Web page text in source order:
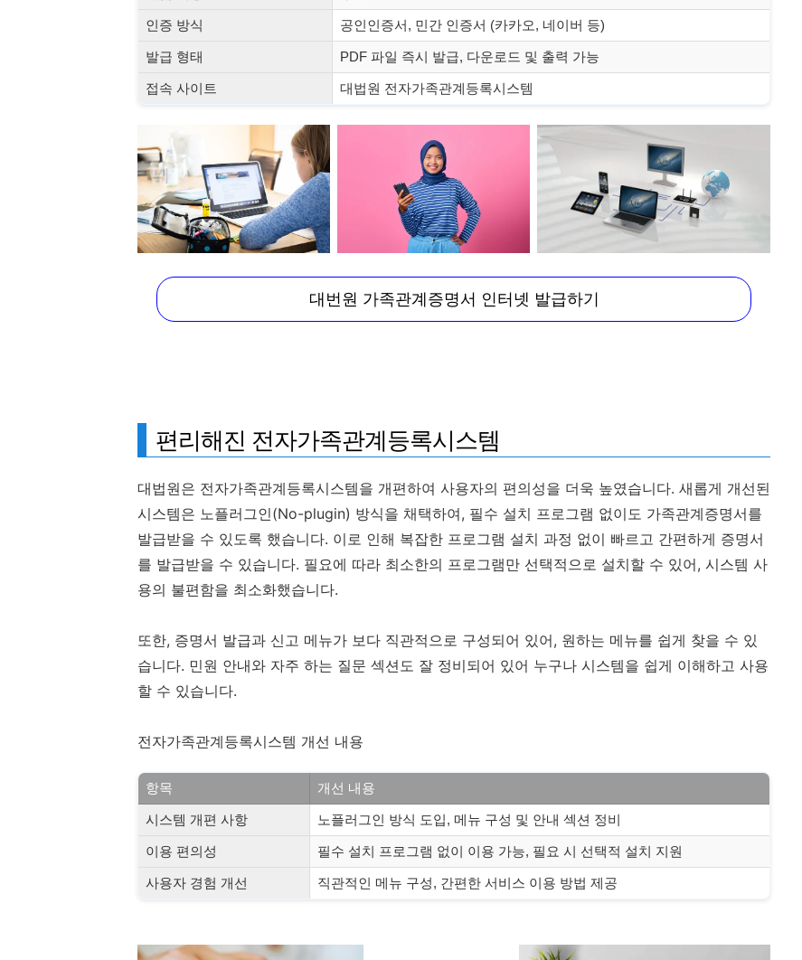
인증 방식 공인인증서, 민간 인증서 (카카오, 네이버 등)
발급 형태 PDF 파일 즉시 발급, 다운로드 및 출력 가능
접속 사이트 대법원 전자가족관계등록시스템
대번원 가족관계증명서 인터넷 발급하기
편리해진 전자가족관계등록시스템
대법원은 전자가족관계등록시스템을 개편하여 사용자의 편의성을 더욱 높였습니다. 새롭게 개선된
시스템은 노플러그인(No-plugin) 방식을 채택하여, 필수 설치 프로그램 없이도 가족관계증명서를
발급받을 수 있도록 했습니다. 이로 인해 복잡한 프로그램 설치 과정 없이 빠르고 간편하게 증명서
를 발급받을 수 있습니다. 필요에 따라 최소한의 프로그램만 선택적으로 설치할 수 있어, 시스템 사
용의 불편함을 최소화했습니다.
또한, 증명서 발급과 신고 메뉴가 보다 직관적으로 구성되어 있어, 원하는 메뉴를 쉽게 찾을 수 있
습니다. 민원 안내와 자주 하는 질문 섹션도 잘 정비되어 있어 누구나 시스템을 쉽게 이해하고 사용
할 수 있습니다.
전자가족관계등록시스템 개선 내용
항목 개선 내용
시스템 개편 사항 노플러그인 방식 도입, 메뉴 구성 및 안내 섹션 정비
이용 편의성 필수 설치 프로그램 없이 이용 가능, 필요 시 선택적 설치 지원
사용자 경험 개선 직관적인 메뉴 구성, 간편한 서비스 이용 방법 제공